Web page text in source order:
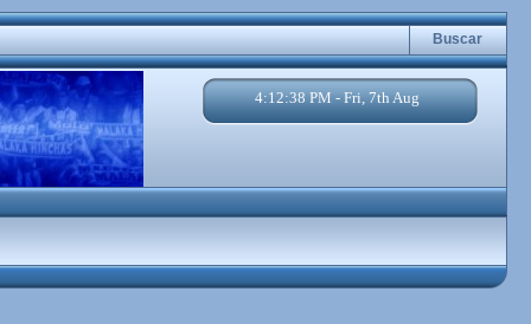
Buscar
4:12:38 PM - Fri, 7th Aug